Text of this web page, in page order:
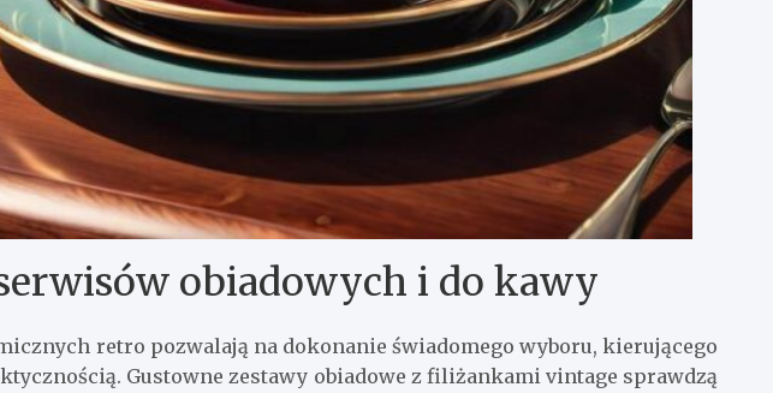
obiadowych i do kawy
retro pozwalają na dokonanie świadomego wyboru, kierującego
Gustowne zestawy obiadowe z filiżankami vintage sprawdzą